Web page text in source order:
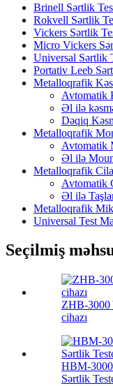
Brinell Sərtlik
Rokvell Sərtlik
Vickers Sərtlik
Micro Vickers
Universal Sərtlik
Portativ Leeb
Metalloqrafik
Avtomatik
Əl ilə
Dəqiq
Metalloqrafik
Avtomatik
Əl ilə
Metalloqrafik
Avtomatik
Əl ilə
Metalloqrafik
Universal Test
Seçilmiş
ZHB-3000
cihazı
HBM-
Sərtlik